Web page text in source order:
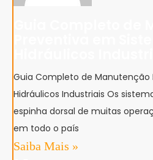
Guia Completo de Manutenção
Hidráulicos Industriais Os
espinha dorsal de muitas
em todo o país
Saiba Mais »